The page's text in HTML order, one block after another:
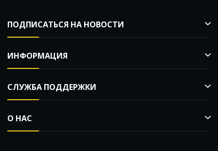
ПОДПИСАТЬСЯ НА НОВОСТИ
ИНФОРМАЦИЯ
СЛУЖБА ПОДДЕРЖКИ
О НАС